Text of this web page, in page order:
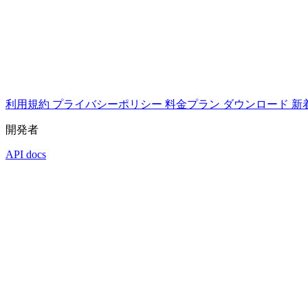
利用規約 プライバシーポリシー 料金プラン ダウンロード 新
開発者
API docs